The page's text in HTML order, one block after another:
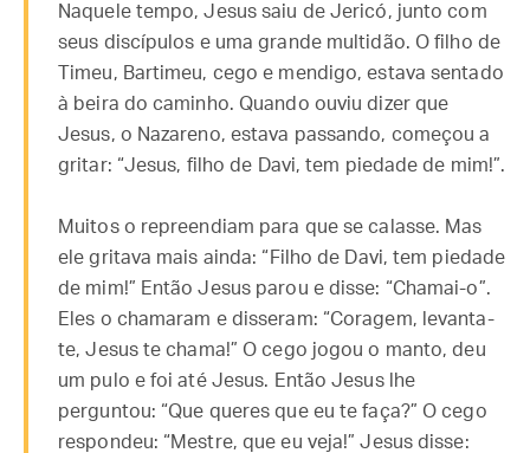
Naquele tempo, Jesus saiu de Jericó, junto com
seus discípulos e uma grande multidão. O filho de
Timeu, Bartimeu, cego e mendigo, estava sentado
à beira do caminho. Quando ouviu dizer que
Jesus, o Nazareno, estava passando, começou a
gritar: “Jesus, filho de Davi, tem piedade de mim!”.
Muitos o repreendiam para que se calasse. Mas
ele gritava mais ainda: “Filho de Davi, tem piedade
de mim!” Então Jesus parou e disse: “Chamai-o”.
Eles o chamaram e disseram: “Coragem, levanta-
te, Jesus te chama!” O cego jogou o manto, deu
um pulo e foi até Jesus. Então Jesus lhe
perguntou: “Que queres que eu te faça?” O cego
respondeu: “Mestre, que eu veja!” Jesus disse: